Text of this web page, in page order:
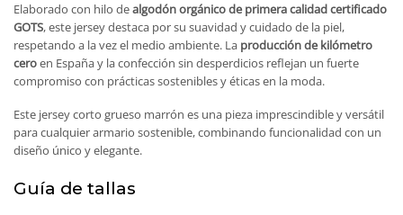
Elaborado con hilo dealgodón orgánico de primera calidad certificado
GOTS, este jersey destaca por su suavidad y cuidado de la piel,
respetando a la vez el medio ambiente. La producción de kilómetro
ceroen España y la confección sin desperdicios reflejan un fuerte
compromiso con prácticas sostenibles y éticas en la moda.
Este jersey corto grueso marrón es una pieza imprescindible y versátil
para cualquier armario sostenible, combinando funcionalidad con un
diseño único y elegante.
Guía de tallas